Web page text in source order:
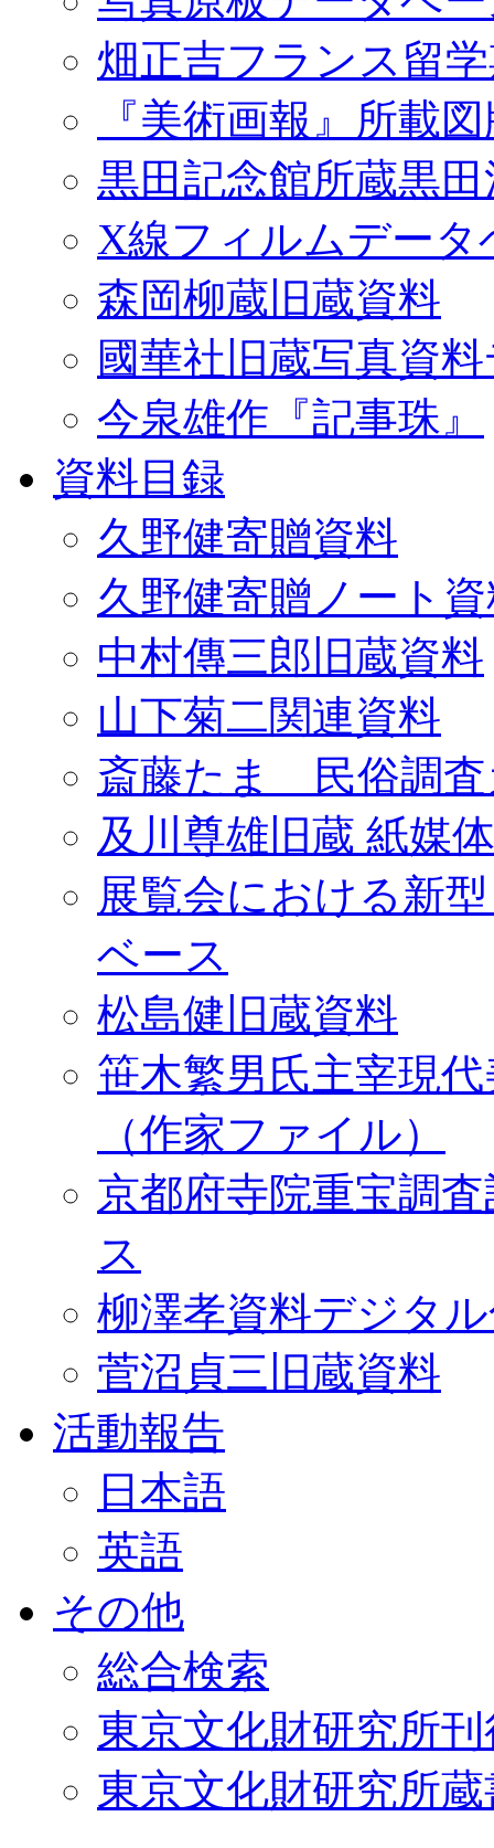
畑正吉フランス留
『美術画報』所載
黒田記念館所蔵黒
X線フィルムデータ
森岡柳蔵旧蔵資料
國華社旧蔵写真資
今泉雄作『記事珠』
資料目録
久野健寄贈資料
久野健寄贈ノート
中村傳三郎旧蔵資料
山下菊二関連資料
斎藤たま 民俗調査
及川尊雄旧蔵 紙媒
展覧会における新
ベース
松島健旧蔵資料
笹木繁男氏主宰現
（作家ファイル）
京都府寺院重宝調
ス
柳澤孝資料デジタ
菅沼貞三旧蔵資料
活動報告
日本語
英語
その他
総合検索
東京文化財研究所
東京文化財研究所